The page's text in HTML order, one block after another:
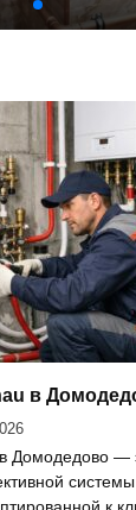
в
Домодедово —